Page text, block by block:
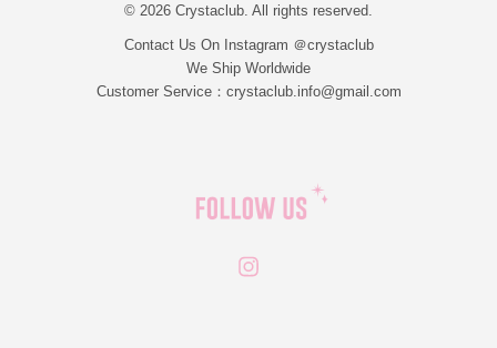
© 2026 Crystaclub. All rights reserved.
Contact Us On Instagram ＠crystaclub
We Ship Worldwide
Customer Service：crystaclub.info@gmail.com